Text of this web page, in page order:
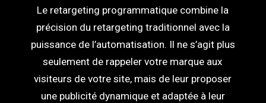
Le retargeting programmatique combine la
précision du retargeting traditionnel avec la
puissance de l’automatisation. Il ne s’agit plus
seulement de rappeler votre marque aux
visiteurs de votre site, mais de leur proposer
une publicité dynamique et adaptée à leur